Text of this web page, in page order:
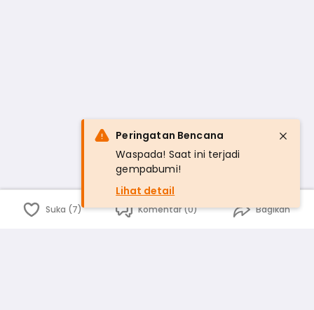
Suka (7) Komentar (0) Bagikan
Peringatan Bencana
Waspada! Saat ini terjadi
gempabumi!
Lihat detail